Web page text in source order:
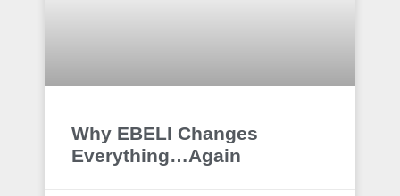
Why EBELI Changes
Everything…Again